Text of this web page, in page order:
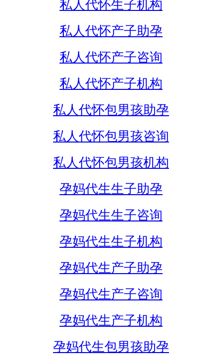
私人代怀生子机构
私人代怀产子助孕
私人代怀产子咨询
私人代怀产子机构
私人代怀包男孩助孕
私人代怀包男孩咨询
私人代怀包男孩机构
孕妈代生生子助孕
孕妈代生生子咨询
孕妈代生生子机构
孕妈代生产子助孕
孕妈代生产子咨询
孕妈代生产子机构
孕妈代生包男孩助孕